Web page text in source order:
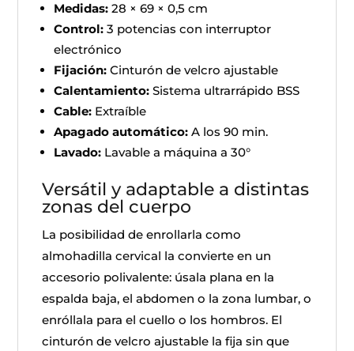
Medidas: 28 × 69 × 0,5 cm
Control: 3 potencias con interruptor
electrónico
Fijación: Cinturón de velcro ajustable
Calentamiento: Sistema ultrarrápido BSS
Cable: Extraíble
Apagado automático: A los 90 min.
Lavado: Lavable a máquina a 30°
Versátil y adaptable a distintas
zonas del cuerpo
La posibilidad de enrollarla como
almohadilla cervical la convierte en un
accesorio polivalente: úsala plana en la
espalda baja, el abdomen o la zona lumbar, o
enróllala para el cuello o los hombros. El
cinturón de velcro ajustable la fija sin que